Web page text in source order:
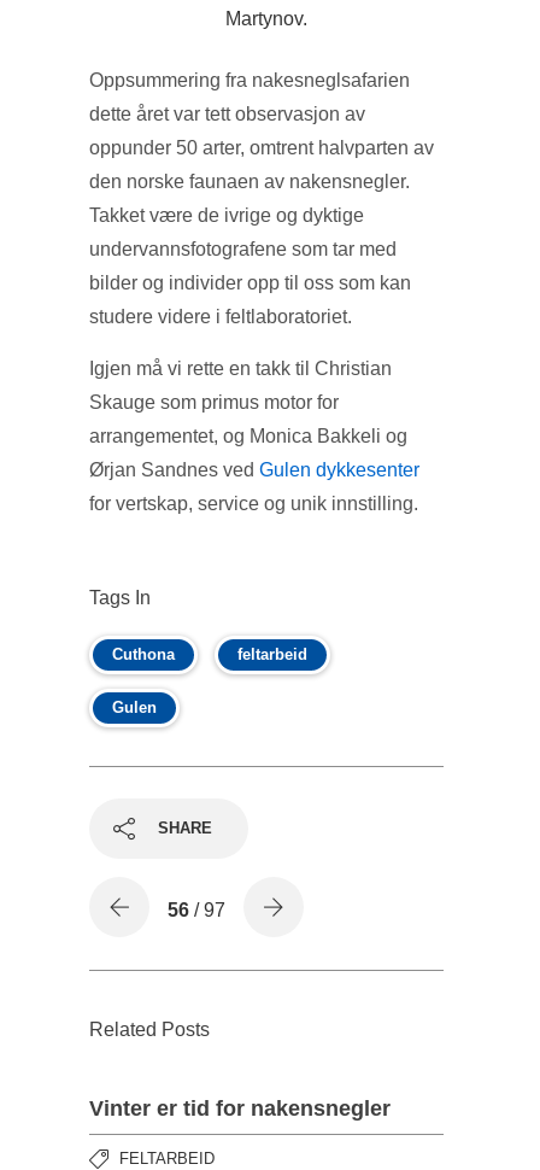
Martynov.
Oppsummering fra nakesneglsafarien
dette året var tett observasjon av
oppunder 50 arter, omtrent halvparten av
den norske faunaen av nakensnegler.
Takket være de ivrige og dyktige
undervannsfotografene som tar med
bilder og individer opp til oss som kan
studere videre i feltlaboratoriet.
Igjen må vi rette en takk til Christian
Skauge som primus motor for
arrangementet, og Monica Bakkeli og
Ørjan Sandnes ved Gulen dykkesenter
for vertskap, service og unik innstilling.
Tags In
Cuthona feltarbeid
Gulen
SHARE
56 / 97
Related Posts
Vinter er tid for nakensnegler
FELTARBEID